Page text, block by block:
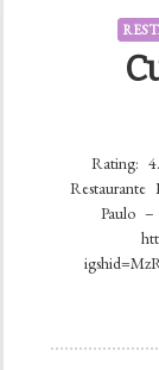
Rating:
Paulo